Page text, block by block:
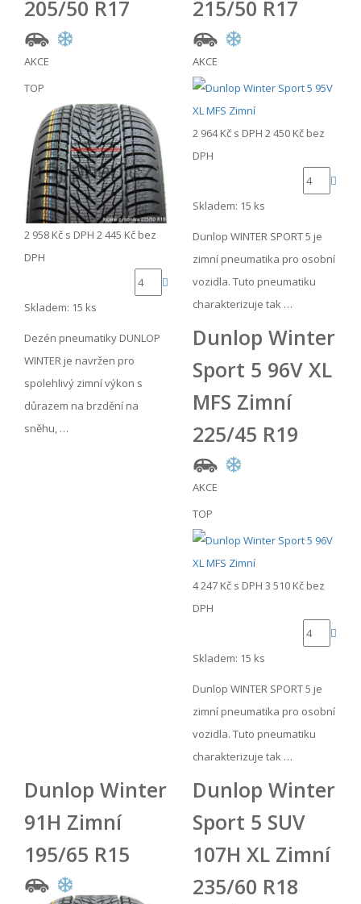
205/50 R17
AKCE
TOP
2 958 Kč s DPH 2 445 Kč bez
DPH
Skladem: 15 ks
Dezén pneumatiky DUNLOP
WINTER je navržen pro
spolehlivý zimní výkon s
důrazem na brzdění na
sněhu, …
215/50 R17
AKCE
2 964 Kč s DPH 2 450 Kč bez
DPH
Skladem: 15 ks
Dunlop WINTER SPORT 5 je
zimní pneumatika pro osobní
vozidla. Tuto pneumatiku
charakterizuje tak …
Dunlop Winter
Sport 5 96V XL
MFS Zimní
225/45 R19
AKCE
TOP
4 247 Kč s DPH 3 510 Kč bez
DPH
Skladem: 15 ks
Dunlop WINTER SPORT 5 je
zimní pneumatika pro osobní
vozidla. Tuto pneumatiku
charakterizuje tak …
Dunlop Winter
91H Zimní
195/65 R15
Dunlop Winter
Sport 5 SUV
107H XL Zimní
235/60 R18